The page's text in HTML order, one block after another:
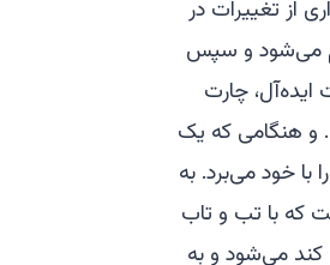
از تغییرات در
می‌شود و سپس
چارت
و هنگامی که یک
با خود می‌برد. به
که با تب و تاب
کند می‌شود و به